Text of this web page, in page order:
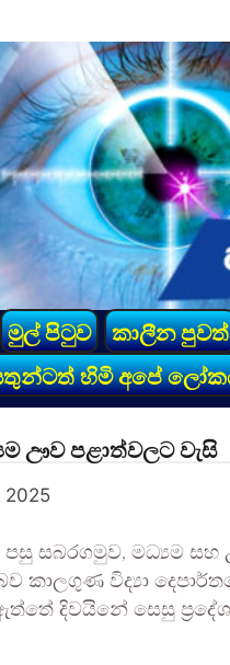
මුල් පිටුව කාලීන පුවත්
හිමි අපේ
ඌව පළාත්වලට වැසි
2025
පසු සබරගමුව, මධ්‍යම
කාලගුණ විද්‍යා
දිවයිනේ සෙසු